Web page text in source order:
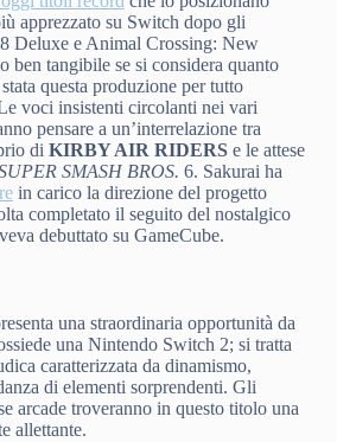
apprezzato su Switch dopo gli
Deluxe e Animal Crossing: New
ben tangibile se si considera quanto
questa produzione per tutto
voci insistenti circolanti nei vari
pensare a un’interrelazione tra
di KIRBY AIR RIDERSe le attese
SMASH BROS. 6. Sakurai ha
in carico la direzione del progetto
completato il seguito del nostalgico
debuttato su GameCube.
una straordinaria opportunità da
una Nintendo Switch 2; si tratta
caratterizzata da dinamismo,
di elementi sorprendenti. Gli
arcade troveranno in questo titolo una
allettante.